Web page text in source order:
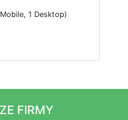
Mobile, 1 Desktop)
FIRMY